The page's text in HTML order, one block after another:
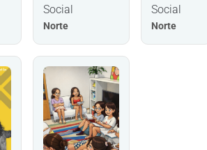
Social
Norte
Social
Norte